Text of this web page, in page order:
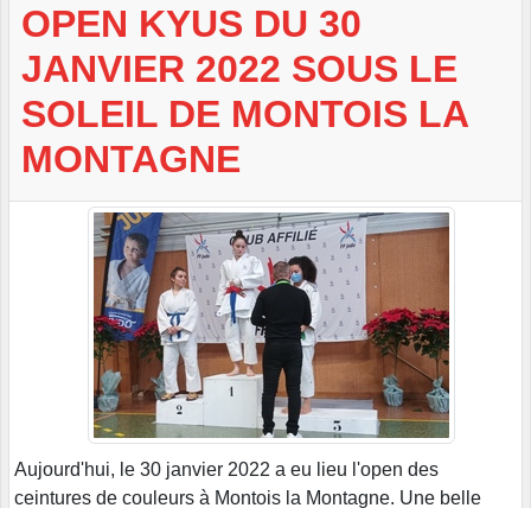
OPEN KYUS DU 30
JANVIER 2022 SOUS LE
SOLEIL DE MONTOIS LA
MONTAGNE
Aujourd'hui, le 30 janvier 2022 a eu lieu l'open des
ceintures de couleurs à Montois la Montagne. Une belle